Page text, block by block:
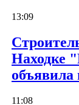
13:09
Находке
объявила
11:08